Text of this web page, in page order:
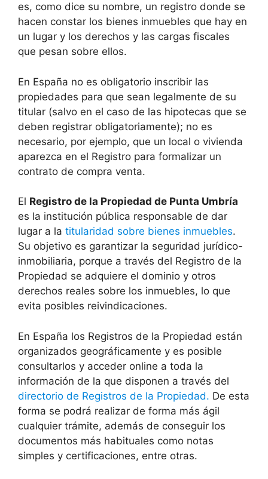
es, como dice su nombre, un registro donde se
hacen constar los bienes inmuebles que hay en
un lugar y los derechos y las cargas fiscales
que pesan sobre ellos.
En España no es obligatorio inscribir las
propiedades para que sean legalmente de su
titular (salvo en el caso de las hipotecas que se
deben registrar obligatoriamente); no es
necesario, por ejemplo, que un local o vivienda
aparezca en el Registro para formalizar un
contrato de compra venta.
El Registro de la Propiedad de Punta Umbría
es la institución pública responsable de dar
lugar a la titularidad sobre bienes inmuebles.
Su objetivo es garantizar la seguridad jurídico-
inmobiliaria, porque a través del Registro de la
Propiedad se adquiere el dominio y otros
derechos reales sobre los inmuebles, lo que
evita posibles reivindicaciones.
En España los Registros de la Propiedad están
organizados geográficamente y es posible
consultarlos y acceder online a toda la
información de la que disponen a través del
directorio de Registros de la Propiedad. De esta
forma se podrá realizar de forma más ágil
cualquier trámite, además de conseguir los
documentos más habituales como notas
simples y certificaciones, entre otras.